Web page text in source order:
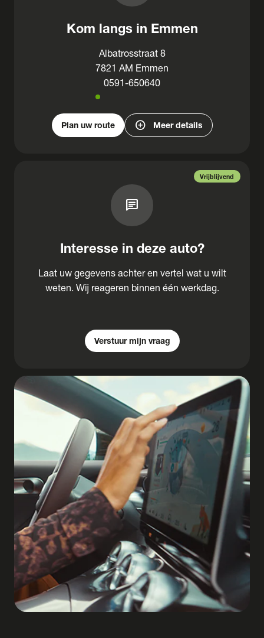
Kom langs in Emmen
Albatrosstraat 8
7821 AM Emmen
0591-650640
Plan uw route add_circle Meer details
Vrijblijvend
chat
Interesse in deze auto?
Laat uw gegevens achter en vertel wat u wilt
weten. Wij reageren binnen één werkdag.
Verstuur mijn vraag